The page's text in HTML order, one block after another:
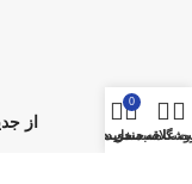
از
علاقه مندی ها
0
سبد خرید
حساب من